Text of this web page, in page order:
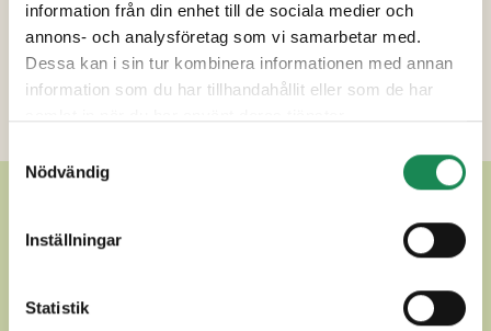
information från din enhet till de sociala medier och
annons- och analysföretag som vi samarbetar med.
Dessa kan i sin tur kombinera informationen med annan
information som du har tillhandahållit eller som de har
Nödvändig
Inställningar
Statistik
Specialdieter
Näringsinnehåll
Ytterligare uppgifter
ANDRA LÄCKRA PAJER